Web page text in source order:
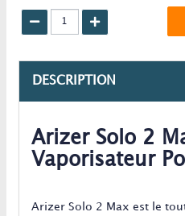
DESCRIPTION
Arizer Solo 2
Vaporisateur
Arizer Solo 2 Max est le